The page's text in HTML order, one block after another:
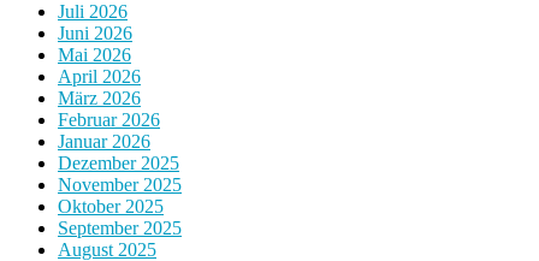
Juli 2026
Juni 2026
Mai 2026
April 2026
März 2026
Februar 2026
Januar 2026
Dezember 2025
November 2025
Oktober 2025
September 2025
August 2025